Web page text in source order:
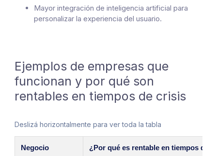
Mayor integración de inteligencia artificial para
personalizar la experiencia del usuario.
Ejemplos de empresas que
funcionan y por qué son
rentables en tiempos de crisis
Deslizá horizontalmente para ver toda la tabla
Negocio ¿Por qué es rentable en tiempos de